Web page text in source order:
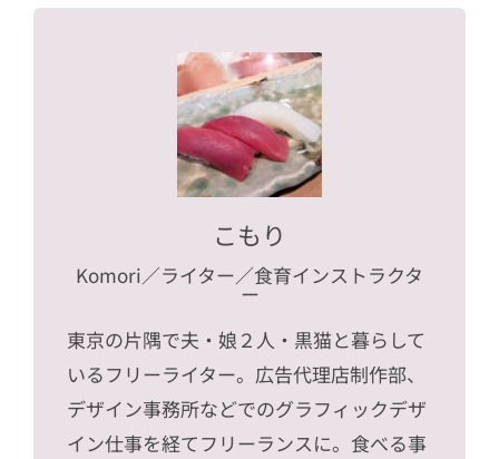
こもり
Komori／ライター／食育インストラクタ
ー
東京の片隅で夫・娘２人・黒猫と暮らして
いるフリーライター。広告代理店制作部、
デザイン事務所などでのグラフィックデザ
イン仕事を経てフリーランスに。食べる事